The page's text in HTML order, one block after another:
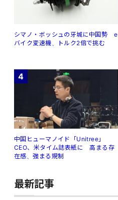
シマノ・ボッシュの牙城に中国勢 e
バイク変速機、トルク2倍で挑む
4
中国ヒューマノイド「Unitree」
CEO、米タイム誌表紙に 高まる存
在感、強まる規制
最新記事